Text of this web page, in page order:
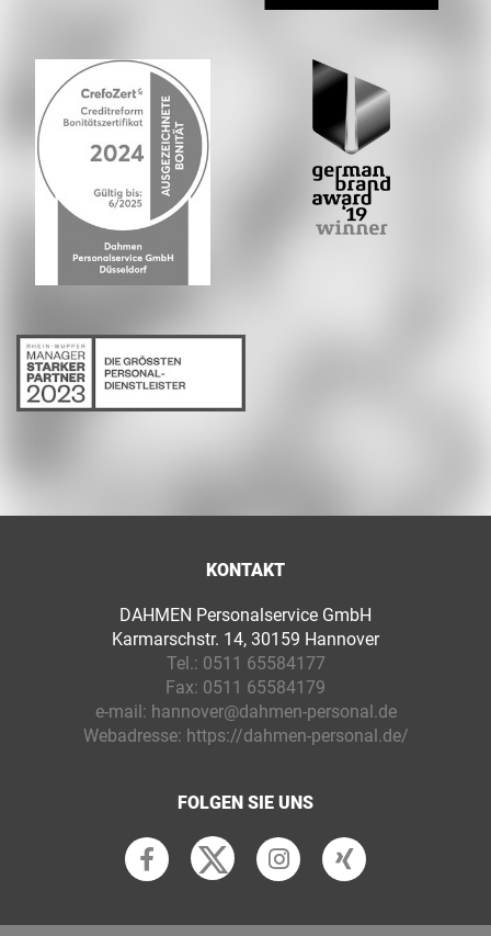
KONTAKT
DAHMEN Personalservice GmbH
Karmarschstr. 14, 30159 Hannover
Tel.: 0511 65584177
Fax: 0511 65584179
e-mail: hannover@dahmen-personal.de
Webadresse: https://dahmen-personal.de/
FOLGEN SIE UNS